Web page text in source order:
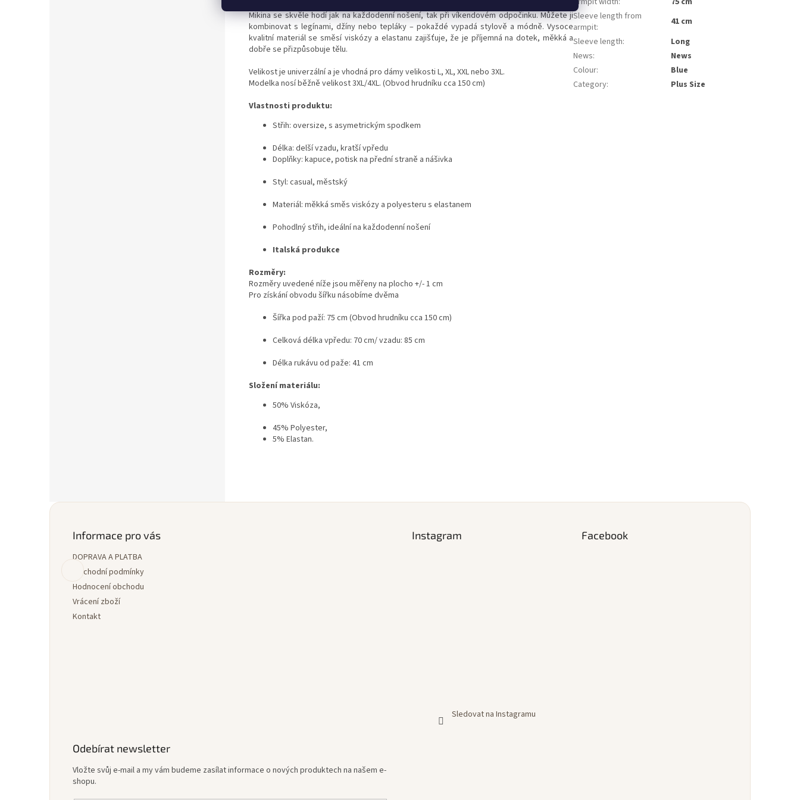
Mikina se skvěle hodí jak na každodenní nošení, tak při víkendovém odpočinku. Můžete ji
kombinovat s legínami, džíny nebo tepláky – pokaždé vypadá stylově a módně. Vysoce
kvalitní materiál se směsí viskózy a elastanu zajišťuje, že je příjemná na dotek, měkká a
dobře se přizpůsobuje tělu.
Velikost je univerzální a je vhodná pro dámy velikosti L, XL, XXL nebo 3XL.
Modelka nosí běžně velikost 3XL/4XL. (Obvod hrudníku cca 150 cm)
Vlastnosti produktu:
Střih: oversize, s asymetrickým spodkem
Délka: delší vzadu, kratší vpředu
Doplňky: kapuce, potisk na přední straně a nášivka
Styl: casual, městský
Materiál: měkká směs viskózy a polyesteru s elastanem
Pohodlný střih, ideální na každodenní nošení
Italská produkce
Rozměry:
Rozměry uvedené níže jsou měřeny na plocho +/- 1 cm
Pro získání obvodu šířku násobíme dvěma
Šířka pod paží: 75 cm (Obvod hrudníku cca 150 cm)
Celková délka vpředu: 70 cm/ vzadu: 85 cm
Délka rukávu od paže: 41 cm
Složení materiálu:
50% Viskóza,
45% Polyester,
5% Elastan.
Sleeve length from
armpit:
41 cm
Sleeve length:
Long
News:
News
Colour:
Blue
Category: Plus Size
Informace pro vás
DOPRAVA A PLATBA
Obchodní podmínky
Hodnocení obchodu
Vrácení zboží
Kontakt
Instagram
Sledovat na Instagramu
Facebook
Odebírat newsletter
Vložte svůj e-mail a my vám budeme zasílat informace o nových produktech na našem e-
shopu.